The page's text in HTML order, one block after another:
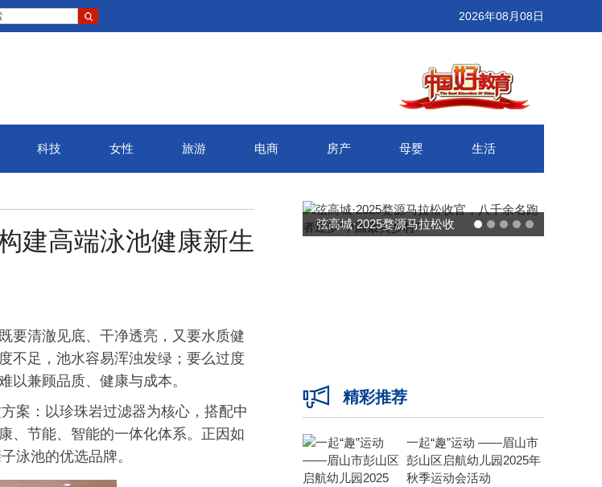
2026年08月08日
科技 女性 旅游 电商 房产 母婴 生活
建高端泳池健康新生
要清澈见底、干净透亮，又要水质健
不足，池水容易浑浊发绿；要么过度
兼顾品质、健康与成本。
案：以珍珠岩过滤器为核心，搭配中
、节能、智能的一体化体系。正因如
泳池的优选品牌。
官，八千余名跑者逐梦“中国
武汉百联奥莱年度感恩季 承
精彩推荐
一起“趣”运动 ——眉山市
彭山区启航幼儿园2025年
秋季运动会活动